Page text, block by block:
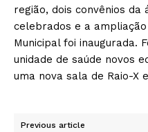
região, dois convênios
celebrados e a
Municipal foi inaugurada.
unidade de saúde novos
uma nova sala de Raio-X
Previous article